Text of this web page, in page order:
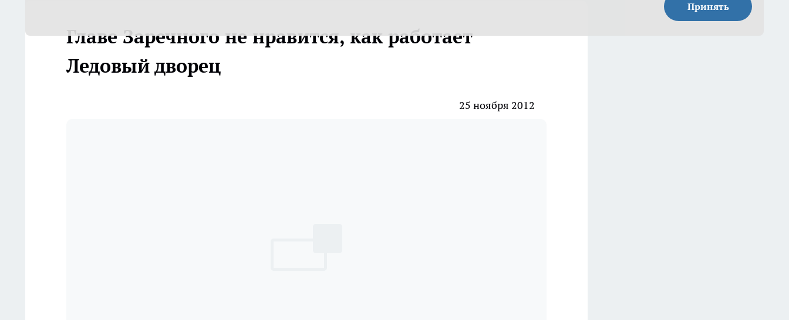
Принять
Главе Заречного не нравится, как работает
Ледовый дворец
25 ноября 2012